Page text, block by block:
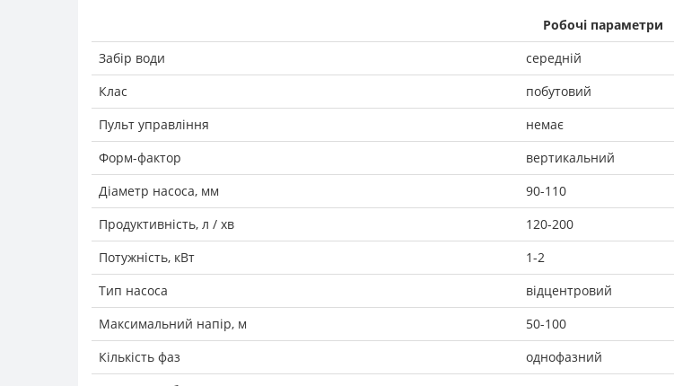
Робочі параметри
Забір води
середній
Клас
побутовий
Пульт управління
немає
Форм-фактор
вертикальний
Діаметр насоса, мм
90-110
Продуктивність, л / хв
120-200
Потужність, кВт
1-2
Тип насоса
відцентровий
Максимальний напір, м
50-100
Кількість фаз
однофазний